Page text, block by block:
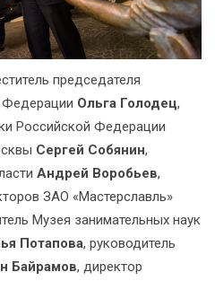
председателя
Федерации Ольга Голодец,
Российской Федерации
Сергей Собянин,
Андрей Воробьев,
ЗАО «Мастерславль»
Музея занимательных наук
Потапова, руководитель
Байрамов, директор